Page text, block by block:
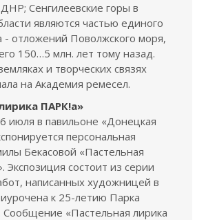
Сенгилеевские горы в
являются частью единого
- отложений Поволжского моря,
150…5 млн. лет тому назад.
и творческих связях
на Академия ремесел.
ПАРК!а»
июля в павильоне «Донецкая
персональная
Бекасовой «Пастельная
Экспозиция состоит из серии
написанных художницей в
к 25-летию Парка
Сообщение «Пастельная лирика